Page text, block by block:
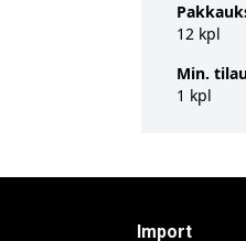
12 kpl
Min.
1 kpl
Import